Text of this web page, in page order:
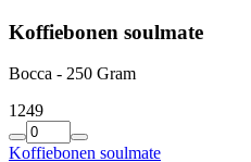
Koffiebonen soulmate
Bocca - 250 Gram
1249
Koffiebonen soulmate